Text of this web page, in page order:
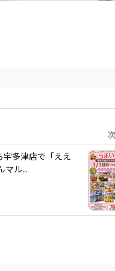
宇多津店で「ええ
マル...